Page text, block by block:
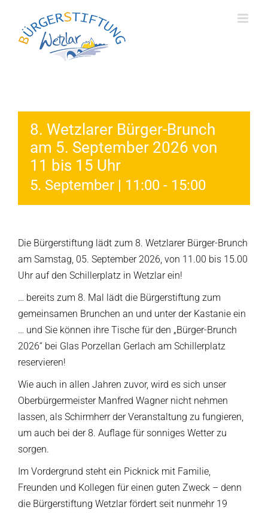
content
8. Wetzlarer Bürger-Brunch
am 5. September 2026 von
11 bis 15 Uhr
5. September | 11:00 - 15:00
Die Bürgerstiftung lädt zum 8. Wetzlarer Bürger-Brunch
am Samstag, 05. September 2026, von 11.00 bis 15.00
Uhr auf den Schillerplatz in Wetzlar ein!
… bereits zum 8. Mal lädt die Bürgerstiftung zum
gemeinsamen Brunchen an und unter der Kastanie ein
… und Sie können ihre Tische für den „Bürger-Brunch
2026“ bei Glas Porzellan Gerlach am Schillerplatz
reservieren!
Wie auch in allen Jahren zuvor, wird es sich unser
Oberbürgermeister Manfred Wagner nicht nehmen
lassen, als Schirmherr der Veranstaltung zu fungieren,
um auch bei der 8. Auflage für sonniges Wetter zu
sorgen.
Im Vordergrund steht ein Picknick mit Familie,
Freunden und Kollegen für einen guten Zweck – denn
die Bürgerstiftung Wetzlar fördert seit nunmehr 19